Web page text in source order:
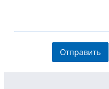
Отправить